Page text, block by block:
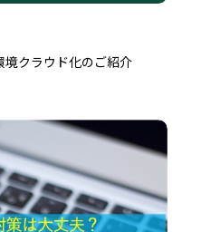
クラウド化のご紹介